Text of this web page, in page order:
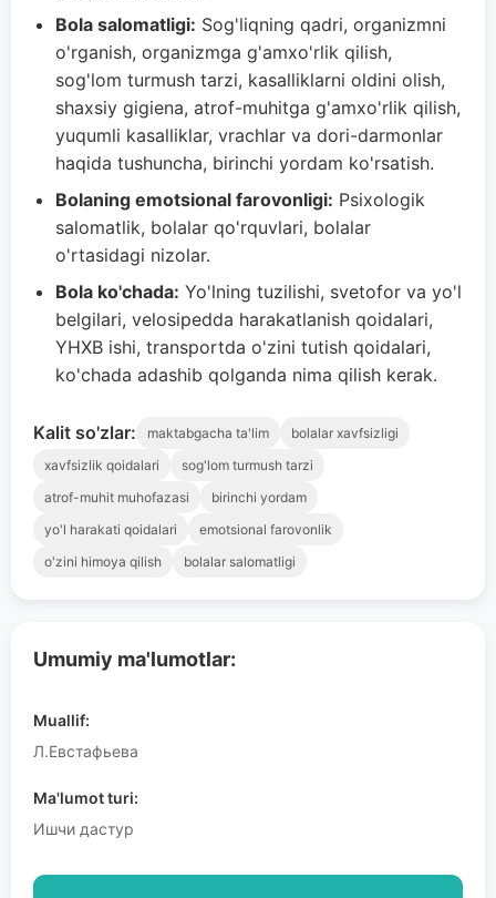
Umumiy ma'lumotlar:
Muallif:
Л.Евстафьева
Ma'lumot turi:
Ишчи дастур
Bola salomatligi: Sog'liqning qadri, organizmni
o'rganish, organizmga g'amxo'rlik qilish,
sog'lom turmush tarzi, kasalliklarni oldini olish,
shaxsiy gigiena, atrof-muhitga g'amxo'rlik qilish,
yuqumli kasalliklar, vrachlar va dori-darmonlar
haqida tushuncha, birinchi yordam ko'rsatish.
Bolaning emotsional farovonligi: Psixologik
salomatlik, bolalar qo'rquvlari, bolalar
o'rtasidagi nizolar.
Bola ko'chada: Yo'lning tuzilishi, svetofor va yo'l
belgilari, velosipedda harakatlanish qoidalari,
YHXB ishi, transportda o'zini tutish qoidalari,
ko'chada adashib qolganda nima qilish kerak.
Kalit so'zlar: maktabgacha ta'lim
bolalar xavfsizligi
xavfsizlik qoidalari
sog'lom turmush tarzi
atrof-muhit muhofazasi
birinchi yordam
yo'l harakati qoidalari
emotsional farovonlik
o'zini himoya qilish
bolalar salomatligi